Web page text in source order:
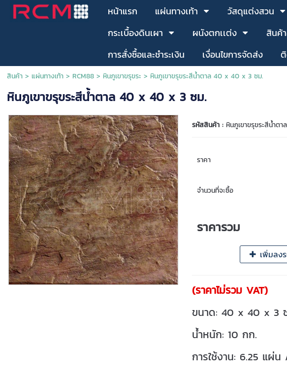
หน้าแรก แผ่นทางเท้า วัสดุแต่งสวน
กระเบื้องดินเผา
ผนังตกเเต่ง สินค้
การสั่งซื้อและชำระเงิน
เงื่อนไขการจัดส่ง
สินค้า> แผ่นทางเท้า> RCM88 > หินภูเขาขรุขระ > หินภูเขาขรุขระสีน้ำตาล 40 x 40 x 3 ซม.
หินภูเขาขรุขระสีน้ำตาล 40 x 40 x 3 ซม.
รหัสสินค้า : หินภูเขาขรุขระสีน้ำต
ราคา
จำนวนที่จะซื้อ
ราคารวม
เพิ่มลง
(ราคาไม่รวม VAT)
ขนาด: 40 x 40 x 3
น้ำหนัก: 10 กก.
การใช้งาน: 6.25 แผ่